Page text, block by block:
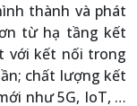
thành và phát
từ hạ tầng kết
với kết nối trong
chất lượng kết
như 5G, IoT, …